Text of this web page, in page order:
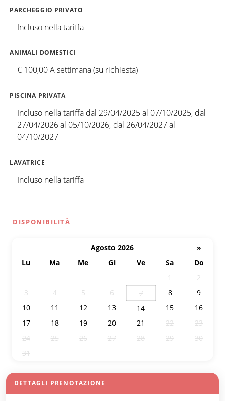
PARCHEGGIO PRIVATO
Incluso nella tariffa
ANIMALI DOMESTICI
€ 100,00 A settimana (su richiesta)
PISCINA PRIVATA
Incluso nella tariffa dal 29/04/2025 al 07/10/2025, dal
27/04/2026 al 05/10/2026, dal 26/04/2027 al
04/10/2027
LAVATRICE
Incluso nella tariffa
DISPONIBILITÀ
Agosto 2026
»
Lu
Ma Me Gi Ve Sa
Do
1
2
3
4 5 6 7 8
9
10
11 12 13 14 15
16
17
18 19 20 21 22
23
24
25 26 27 28 29
30
31
DETTAGLI PRENOTAZIONE